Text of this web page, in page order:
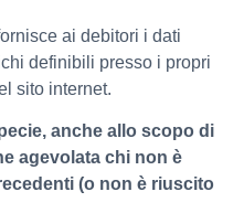
ai debitori i dati
definibili presso i propri
sito internet.
anche allo scopo di
agevolata chi non è
(o non è riuscito